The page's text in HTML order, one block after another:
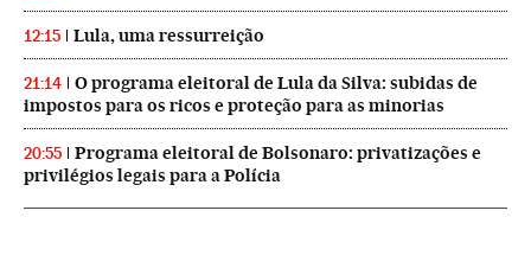
12:15 Lula, uma ressurreição
21:14
O programa eleitoral de Lula da Silva: subidas de
impostos para os ricos e proteção para as minorias
20:55
Programa eleitoral de Bolsonaro: privatizações e
privilégios legais para a Polícia